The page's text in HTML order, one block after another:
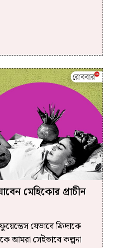
মেহিকোর প্রাচীন
যেভাবে ফ্রিদাকে
আমরা সেইভাবে কল্পনা